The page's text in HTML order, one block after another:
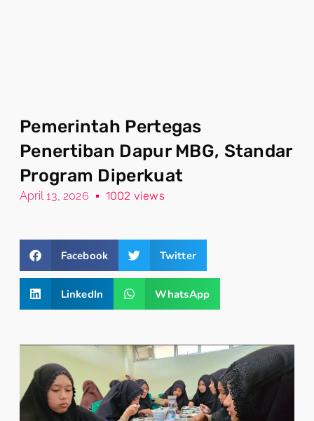
Pemerintah Pertegas
Penertiban Dapur MBG, Standar
Program Diperkuat
April 13, 2026 1002 views
Facebook Twitter
LinkedIn WhatsApp